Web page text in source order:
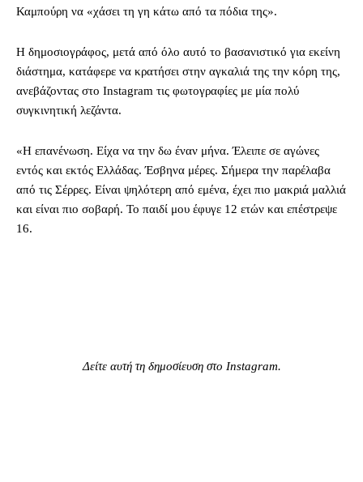
Καμπούρη να «χάσει τη γη κάτω από τα πόδια της».
Η δημοσιογράφος, μετά από όλο αυτό το βασανιστικό για εκείνη
διάστημα, κατάφερε να κρατήσει στην αγκαλιά της την κόρη της,
ανεβάζοντας στο Instagram τις φωτογραφίες με μία πολύ
συγκινητική λεζάντα.
«Η επανένωση. Είχα να την δω έναν μήνα. Έλειπε σε αγώνες
εντός και εκτός Ελλάδας. Έσβηνα μέρες. Σήμερα την παρέλαβα
από τις Σέρρες. Είναι ψηλότερη από εμένα, έχει πιο μακριά μαλλιά
και είναι πιο σοβαρή. Το παιδί μου έφυγε 12 ετών και επέστρεψε
16.
Δείτε αυτή τη δημοσίευση στο Instagram.